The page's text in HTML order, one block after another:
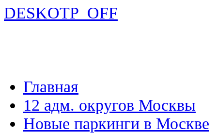
DESKOTP_OFF
Главная
12 адм. округов Москвы
Новые паркинги в Москве